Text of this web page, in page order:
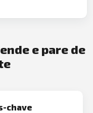
e pare de
chave